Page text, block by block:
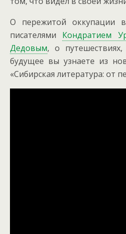
О пережитой оккупации
писателями Кондратием
Дедовым, о
будущее вы узнаете из
«Сибирская литература: от